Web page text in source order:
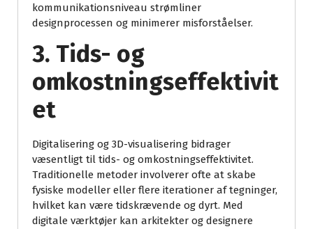
kommunikationsniveau strømliner
designprocessen og minimerer misforståelser.
3. Tids- og
omkostningseffektivit
et
Digitalisering og 3D-visualisering bidrager
væsentligt til tids- og omkostningseffektivitet.
Traditionelle metoder involverer ofte at skabe
fysiske modeller eller flere iterationer af tegninger,
hvilket kan være tidskrævende og dyrt. Med
digitale værktøjer kan arkitekter og designere